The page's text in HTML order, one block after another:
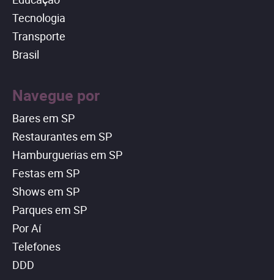
Tecnologia
Transporte
Brasil
Navegue por
Bares em SP
Restaurantes em SP
Hamburguerias em SP
Festas em SP
Shows em SP
Parques em SP
Por Aí
Telefones
DDD